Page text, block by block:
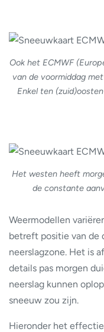
Ook het ECMWF
van de voormiddag
Enkel ten
Het westen heeft
de constante
Weermodellen
betreft positie van de
neerslagzone. Het is
details pas morgen
neerslag kunnen
sneeuw zou zijn.
Hieronder het